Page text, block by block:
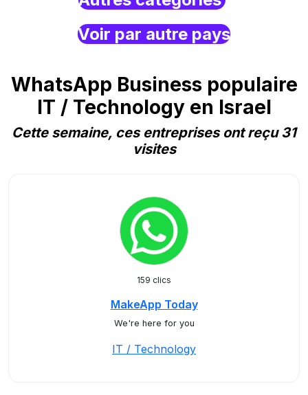
Voir par autre pays
WhatsApp Business populaire
IT / Technology en Israel
Cette semaine, ces entreprises ont reçu 31
visites
159 clics
MakeApp Today
We're here for you
IT / Technology